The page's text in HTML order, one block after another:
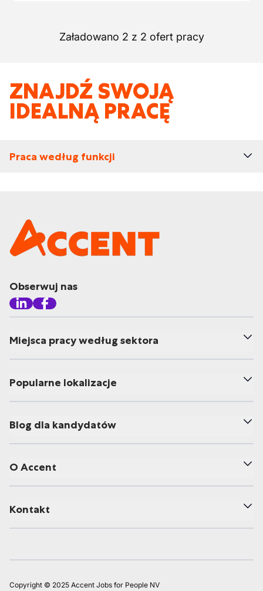
Załadowano 2 z 2 ofert pracy
ZNAJDŹ SWOJĄ
IDEALNĄ PRACĘ
Praca według funkcji
Obserwuj nas
Miejsca pracy według sektora
Popularne lokalizacje
Blog dla kandydatów
O Accent
Kontakt
Copyright © 2025 Accent Jobs for People NV